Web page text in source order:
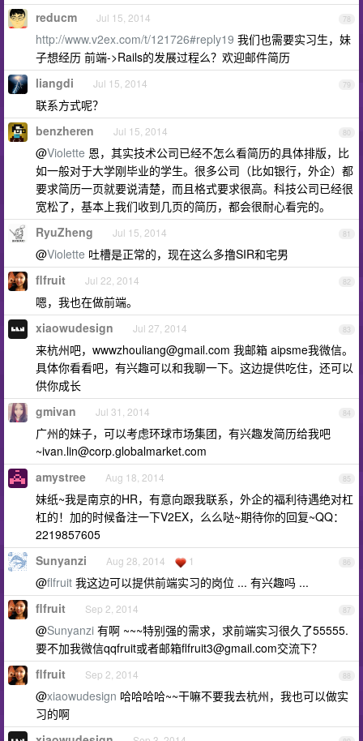
78
reducm Jul 15, 2014
http://www.v2ex.com/t/121726#reply19 我们也需要实习生，妹
子想经历 前端->Rails的发展过程么？欢迎邮件简历
79
liangdi Jul 15, 2014
联系方式呢？
80
benzheren Jul 15, 2014
@Violette 恩，其实技术公司已经不怎么看简历的具体排版，比
如一般对于大学刚毕业的学生。很多公司（比如银行，外企）都
要求简历一页就要说清楚，而且格式要求很高。科技公司已经很
宽松了，基本上我们收到几页的简历，都会很耐心看完的。
81
RyuZheng Jul 15, 2014
@Violette 吐槽是正常的，现在这么多撸SIR和宅男
82
flfruit Jul 22, 2014
嗯，我也在做前端。
83
xiaowudesign Jul 27, 2014
来杭州吧， wwwzhouliang@gmail.com 我邮箱 aipsme我微信。
具体你看看吧，有兴趣可以和我聊一下。这边提供吃住，还可以
供你成长
84
gmivan Jul 31, 2014
广州的妹子，可以考虑环球市场集团，有兴趣发简历给我吧
~ivan.lin@corp.globalmarket.com
85
amystree Aug 18, 2014
妹纸~我是南京的HR，有意向跟我联系，外企的福利待遇绝对杠
杠的！加的时候备注一下V2EX，么么哒~期待你的回复~QQ：
2219857605
86
Sunyanzi Aug 28, 2014 1
@flfruit 我这边可以提供前端实习的岗位 ... 有兴趣吗 ...
87
flfruit Sep 2, 2014
@Sunyanzi 有啊 ~~~特别强的需求，求前端实习很久了55555.
要不加我微信qqfruit或者邮箱flfruit3@gmail.com交流下？
88
flfruit Sep 2, 2014
@xiaowudesign 哈哈哈哈~~干嘛不要我去杭州，我也可以做实
习的啊